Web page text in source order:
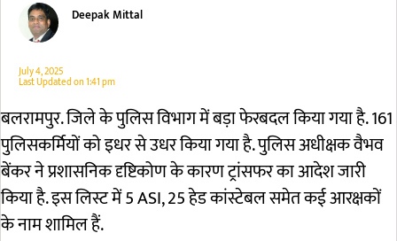
Deepak Mittal
July 4, 2025
Last Updated on1:41 pm
बलरामपुर. जिले के पुलिस विभाग में बड़ा फेरबदल किया गया है. 161
पुलिसकर्मियों को इधर से उधर किया गया है. पुलिस अधीक्षक वैभव
बेंकर ने प्रशासनिक दृष्टिकोण के कारण ट्रांसफर का आदेश जारी
किया है. इस लिस्ट में 5 ASI, 25 हेड कांस्टेबल समेत कई आरक्षकों
के नाम शामिल हैं.